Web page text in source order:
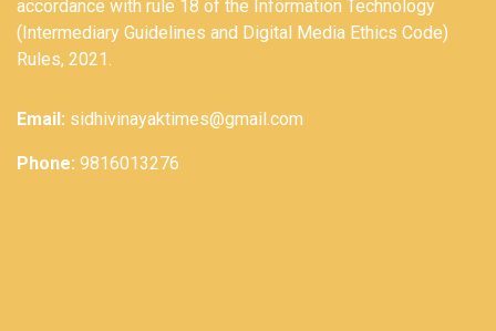
accordance with rule 18 of the Information Technology
(Intermediary Guidelines and Digital Media Ethics Code)
Rules, 2021.
Email: sidhivinayaktimes@gmail.com
Phone: 9816013276